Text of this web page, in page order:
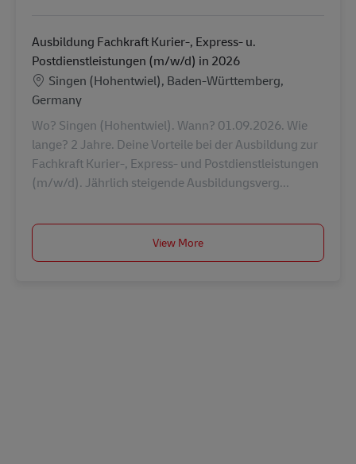
Ausbildung Fachkraft Kurier-, Express- u.
Postdienstleistungen (m/w/d) in 2026
Location
Singen (Hohentwiel), Baden-Württemberg,
Germany
Wo? Singen (Hohentwiel). Wann? 01.09.2026. Wie
lange? 2 Jahre. Deine Vorteile bei der Ausbildung zur
Fachkraft Kurier-, Express- und Postdienstleistungen
(m/w/d). Jährlich steigende Ausbildungsverg...
View More